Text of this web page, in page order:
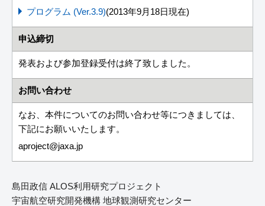
プログラム (Ver.3.9)(2013年9月18日現在)
申込締切
発表および参加登録受付は終了致しました。
お問い合わせ
なお、本件についてのお問い合わせ等につきましては、
下記にお願いいたします。
aproject
jaxa.jp
島田政信 ALOS利用研究プロジェクト
宇宙航空研究開発機構 地球観測研究センター